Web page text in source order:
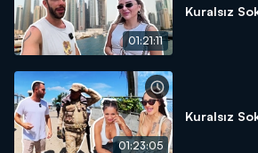
01:21:11
Kuralsız
01:23:05
Kuralsız